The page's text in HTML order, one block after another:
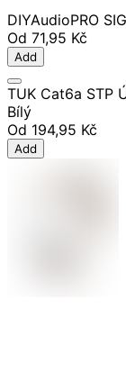
DIYAudioPRO
Od 71,95 Kč
Add
TUK Cat6a STP
Bílý
Od 194,95 Kč
Add